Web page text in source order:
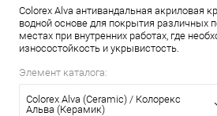
Colorex Alva антивандальная акриловая
водной основе для покрытия различных
местах при внутренних работах, где
износостойкость и укрывистость.
Элемент каталога:
Colorex Alva (Ceramic) / Колорекс
Альва (Керамик)